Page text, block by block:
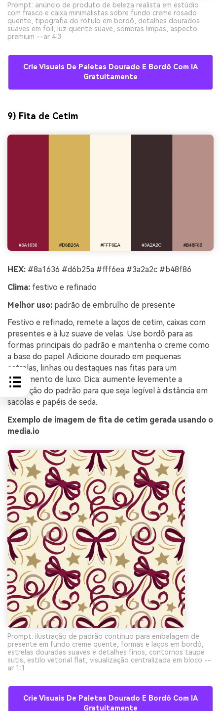
Prompt: anúncio de produto de beleza realista em estúdio
com frasco e caixa minimalistas sobre fundo creme rosado
quente, tipografia do rótulo em bordô, detalhes dourados
suaves em foil, luz quente suave, sombras limpas, aspecto
premium --ar 4:3
Crie Visuais De Paletas Dourado E Bordô Com IA
Gratuitamente
9) Fita de Cetim
HEX: #8a1636 #d6b25a #fff6ea #3a2a2c #b48f86
Clima: festivo e refinado
Melhor uso: padrão de embrulho de presente
Festivo e refinado, remete a laços de cetim, caixas com
presentes e à luz suave de velas. Use bordô para as
formas principais do padrão e mantenha o creme como
a base do papel. Adicione dourado em pequenas
estrelas, linhas ou destaques nas fitas para um
acabamento de luxo. Dica: aumente levemente a
repetição do padrão para que seja legível à distância em
sacolas e papéis de seda.
Exemplo de imagem de fita de cetim gerada usando o
media.io
Prompt: ilustração de padrão contínuo para embalagem de
presente em fundo creme quente, formas e laços em bordô,
estrelas douradas suaves e detalhes finos, contornos taupe
sutis, estilo vetorial flat, visualização centralizada em bloco --
ar 1:1
Crie Visuais De Paletas Dourado E Bordô Com IA
Gratuitamente